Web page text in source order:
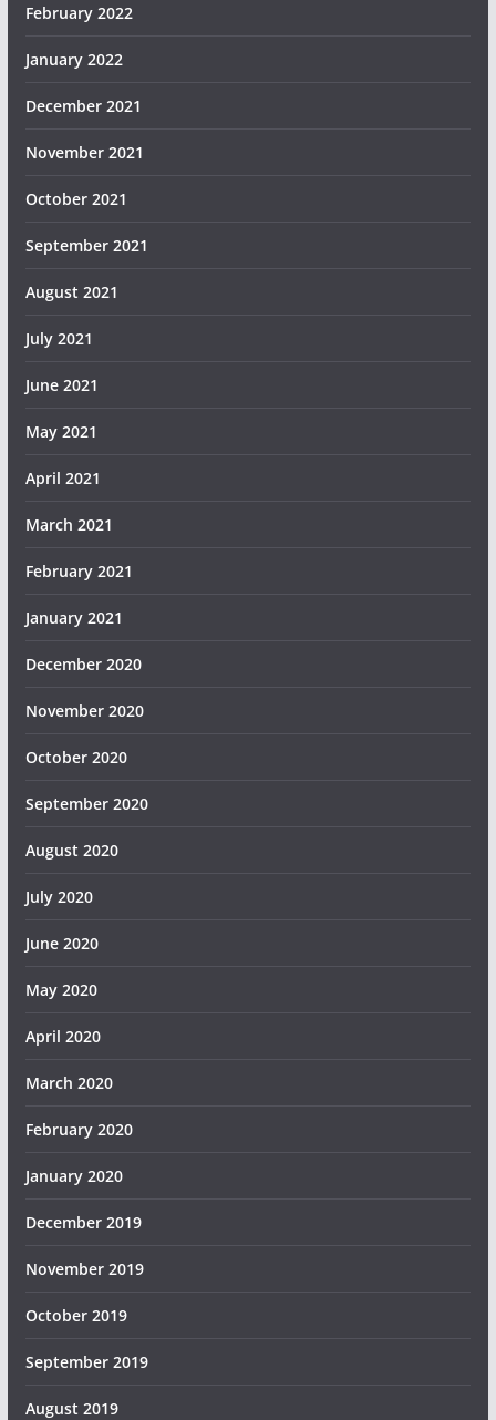
February 2022
January 2022
December 2021
November 2021
October 2021
September 2021
August 2021
July 2021
June 2021
May 2021
April 2021
March 2021
February 2021
January 2021
December 2020
November 2020
October 2020
September 2020
August 2020
July 2020
June 2020
May 2020
April 2020
March 2020
February 2020
January 2020
December 2019
November 2019
October 2019
September 2019
August 2019